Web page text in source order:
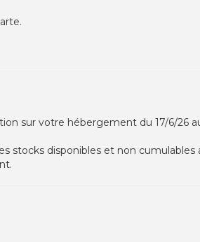
sur votre hébergement du 17/6/26
stocks disponibles et non